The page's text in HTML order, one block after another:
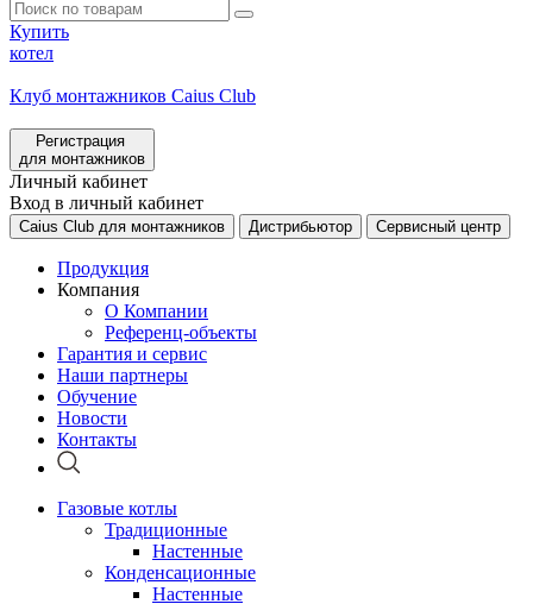
Купить
котел
Клуб монтажников Caius Club
Регистрация
для монтажников
Личный кабинет
Вход в личный кабинет
Caius Club для монтажников Дистрибьютор Сервисный центр
Продукция
Компания
О Компании
Референц-объекты
Гарантия и сервис
Наши партнеры
Обучение
Новости
Контакты
Газовые котлы
Традиционные
Настенные
Конденсационные
Настенные